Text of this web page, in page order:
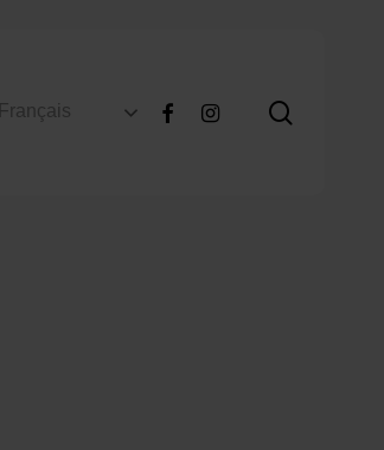
Français facebookinstagram